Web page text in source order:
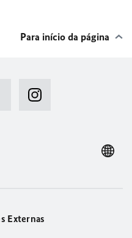
Para início da página
Externas